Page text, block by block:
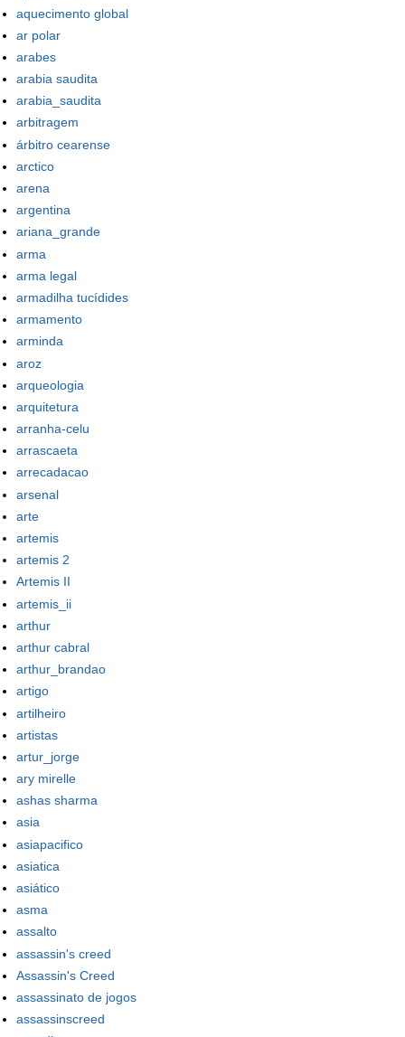
aquecimento global
ar polar
arabes
arabia saudita
arabia_saudita
arbitragem
árbitro cearense
arctico
arena
argentina
ariana_grande
arma
arma legal
armadilha tucídides
armamento
arminda
aroz
arqueologia
arquitetura
arranha-celu
arrascaeta
arrecadacao
arsenal
arte
artemis
artemis 2
Artemis II
artemis_ii
arthur
arthur cabral
arthur_brandao
artigo
artilheiro
artistas
artur_jorge
ary mirelle
ashas sharma
asia
asiapacifico
asiatica
asiático
asma
assalto
assassin's creed
Assassin's Creed
assassinato de jogos
assassinscreed